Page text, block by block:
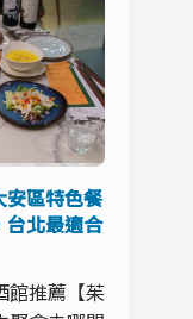
安區特色餐
台北最適合
館推薦【茱